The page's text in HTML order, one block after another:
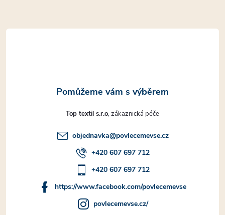
a
t
Top textil s.r.o
objednavka@povlecemevse.cz
+420 607 697 712
+420 607 697 712
https://www.facebook.com/povlecemevse
povlecemevse.cz/